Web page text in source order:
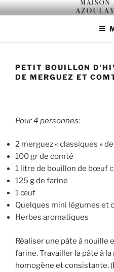
Aller
au
MAISON
PETIT BOUILLON
DE MERGUEZ ET
Pour 4 personnes:
2 merguez « classiques »
100 gr de comté
1 litre de bouillon de bœuf
125 g de farine
1 œuf
Quelques mini légumes et
Herbes aromatiques
Réaliser une pâte à nouille
farine. Travailler la pâte à la
homogène et consistante.